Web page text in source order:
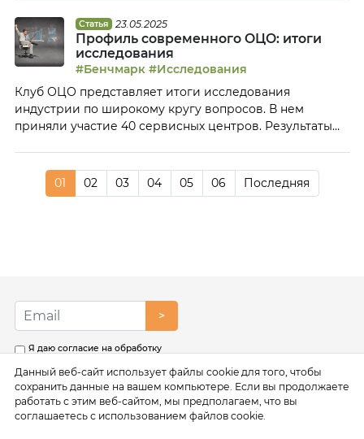
800 сотрудников, ОЦО оказывает услуги по
бухгалтерскому и налоговому учету и ведению
отчетности; кадровому […]
Статья 23.05.2025
Профиль современного ОЦО: итоги
исследования
#Бенчмарк #Исследования
Клуб ОЦО представляет итоги исследования
индустрии по широкому кругу вопросов. В нем
приняли участие 40 сервисных центров. Результаты
сервиса. Некоторые интересные выводы на основе
исследования, – в нашем материале. Возраст ОЦО,
01 02 03 04 05 06 Последняя
>
Я даю согласие на обработку
соответствии с условиями
Политики обработки
персональных данных
Данный веб-сайт использует файлы cookie для того, чтобы
сохранить данные на вашем компьютере. Если вы продолжаете
работать с этим веб-сайтом, мы предполагаем, что вы
соглашаетесь с использованием файлов cookie.